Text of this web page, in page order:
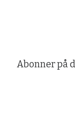
Abonner på